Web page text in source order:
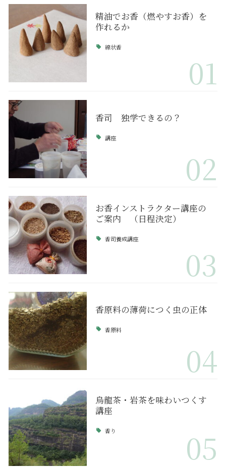
精油でお香（燃やすお香）を
作れるか
線状香
01
香司 独学できるの？
講座
02
お香インストラクター講座の
ご案内 （日程決定）
香司養成講座
03
香原料の薄荷につく虫の正体
香原料
04
烏龍茶・岩茶を味わいつくす
講座
香り 05